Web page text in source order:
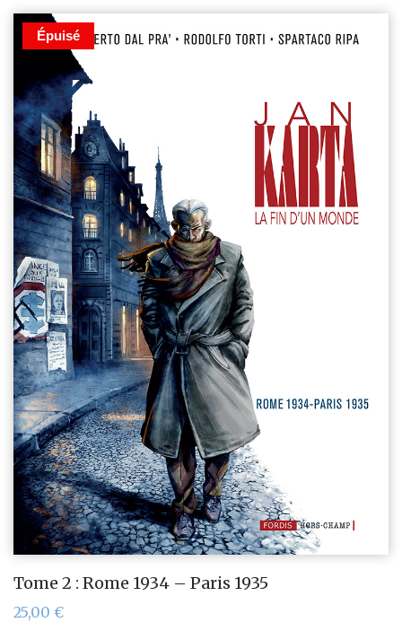
Épuisé
Tome 2 : Rome 1934 – Paris 1935
25,00 €